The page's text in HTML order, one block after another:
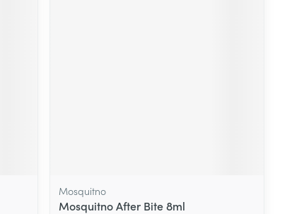
Mosquitno
Mosquitno After Bite 8ml